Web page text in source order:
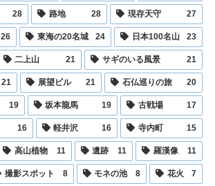
28 路地 28 現存天守 27
26 東海の20名城 24 日本100名山 23
二上山 21 サギのいる風景 21
21 展望ビル 21 石仏巡りの旅 20
19 坂本龍馬 19 古戦場 17
16 軽井沢 16 寺内町 15
高山植物 11 遺跡 11 羅漢像 11
撮影スポット 8 モネの池 8 花火 7